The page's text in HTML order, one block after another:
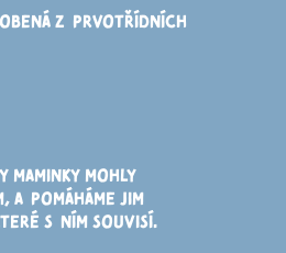
Z PRVOTŘÍDNÍCH
MAMINKY MOHLY
A POMÁHÁME JIM
S NÍM SOUVISÍ.